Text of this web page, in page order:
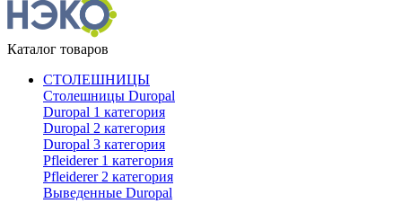
Каталог товаров
СТОЛЕШНИЦЫ
Столешницы Duropal
Duropal 1 категория
Duropal 2 категория
Duropal 3 категория
Pfleiderer 1 категория
Pfleiderer 2 категория
Выведенные Duropal